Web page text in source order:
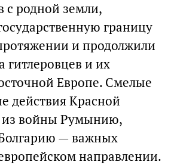
с родной земли,
границу
и продолжили
гитлеровцев и их
Европе. Смелые
действия Красной
войны Румынию,
— важных
направлении.